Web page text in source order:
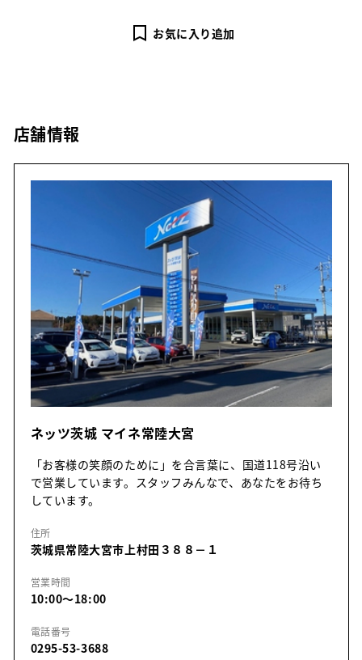
お気に入り追加
店舗情報
ネッツ茨城 マイネ常陸大宮
「お客様の笑顔のために」を合言葉に、国道118号沿い
で営業しています。スタッフみんなで、あなたをお待ち
しています。
住所
茨城県常陸大宮市上村田３８８－１
営業時間
10:00～18:00
電話番号
0295-53-3688